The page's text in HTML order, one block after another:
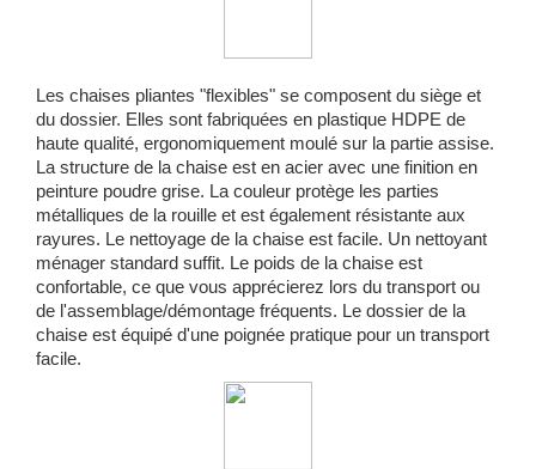
Les chaises pliantes "flexibles" se composent du siège et
du dossier. Elles sont fabriquées en plastique HDPE de
haute qualité, ergonomiquement moulé sur la partie assise.
La structure de la chaise est en acier avec une finition en
peinture poudre grise. La couleur protège les parties
métalliques de la rouille et est également résistante aux
rayures. Le nettoyage de la chaise est facile. Un nettoyant
ménager standard suffit. Le poids de la chaise est
confortable, ce que vous apprécierez lors du transport ou
de l'assemblage/démontage fréquents. Le dossier de la
chaise est équipé d'une poignée pratique pour un transport
facile.